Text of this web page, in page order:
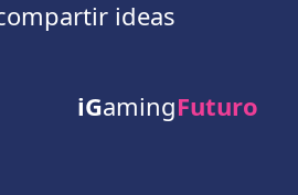
ideas
iGamingFuturo